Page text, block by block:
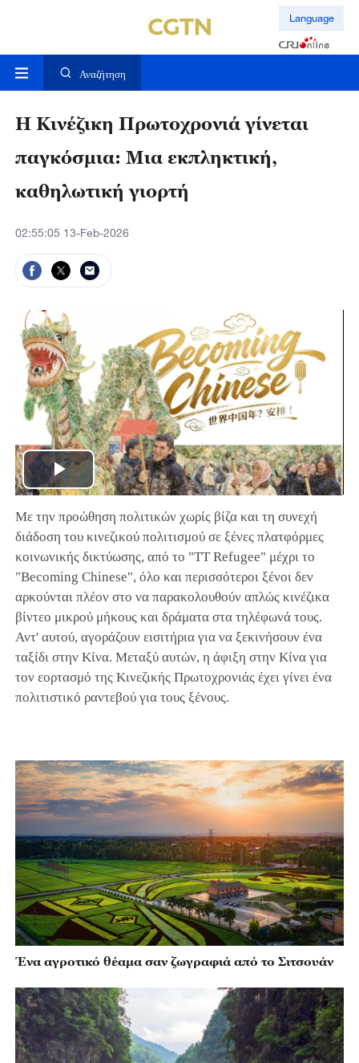
Language
Αναζήτηση
Η Κινέζικη Πρωτοχρονιά γίνεται
παγκόσμια: Μια εκπληκτική,
καθηλωτική γιορτή
02:55:05 13-Feb-2026
Play
Video
Με την προώθηση πολιτικών χωρίς βίζα και τη συνεχή
διάδοση του κινεζικού πολιτισμού σε ξένες πλατφόρμες
κοινωνικής δικτύωσης, από το "TT Refugee" μέχρι το
"Becoming Chinese", όλο και περισσότεροι ξένοι δεν
αρκούνται πλέον στο να παρακολουθούν απλώς κινέζικα
βίντεο μικρού μήκους και δράματα στα τηλέφωνά τους.
Αντ' αυτού, αγοράζουν εισιτήρια για να ξεκινήσουν ένα
ταξίδι στην Κίνα. Μεταξύ αυτών, η άφιξη στην Κίνα για
τον εορτασμό της Κινεζικής Πρωτοχρονιάς έχει γίνει ένα
πολιτιστικό ραντεβού για τους ξένους.
Ένα αγροτικό θέαμα σαν ζωγραφιά από το Σιτσουάν